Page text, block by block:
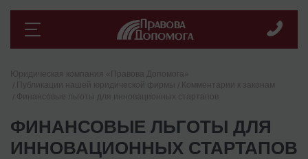
ФИНАНСОВЫЕ ЛЬГОТЫ ДЛЯ
ИННОВАЦИОННЫХ СТАРТАПОВ